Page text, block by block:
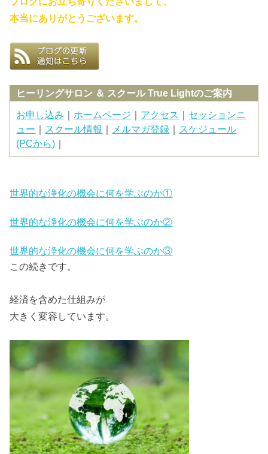
本当にありがとうございます。
ヒーリングサロン ＆ スクール True Lightのご案内
お申し込み ｜ ホームページ ｜ アクセス ｜ セッションニ
ュー ｜ スクール情報 ｜ メルマガ登録 ｜ スケジュール
(PCから) ｜
世界的な浄化の機会に何を学ぶのか①
世界的な浄化の機会に何を学ぶのか②
世界的な浄化の機会に何を学ぶのか③
この続きです。
経済を含めた仕組みが
大きく変容しています。